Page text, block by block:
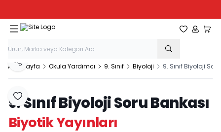
Favorilerim
Hesabım
Ana Sayfa Okula Yardımcı 9. Sınıf Biyoloji 9. Sınıf Biyoloji
Favoriye Ekle
Paylaş
9. Sınıf Biyoloji Soru Bankası
Biyotik Yayınları